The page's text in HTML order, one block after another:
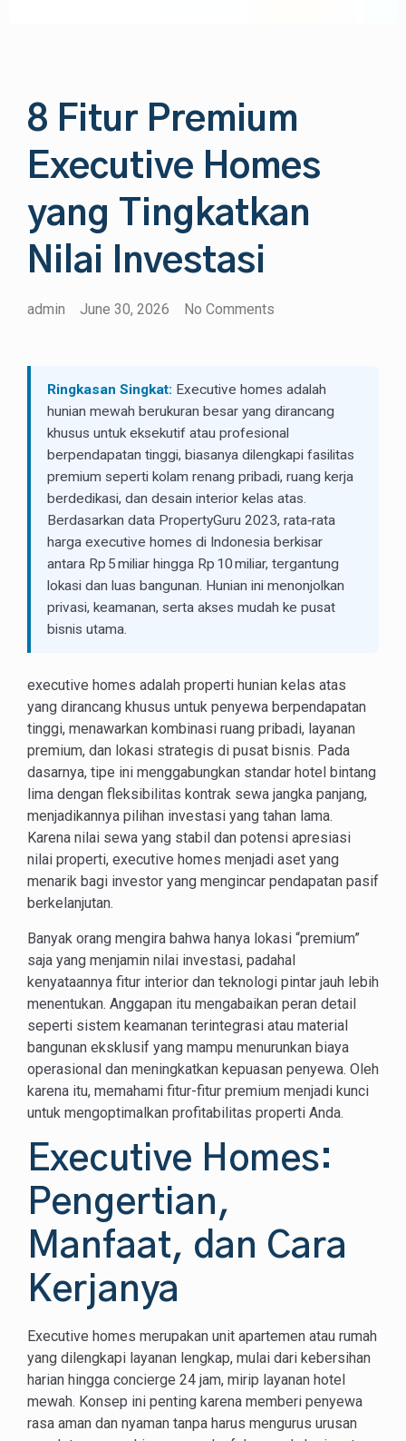
8 Fitur Premium
Executive Homes
yang Tingkatkan
Nilai Investasi
admin June 30, 2026 No Comments
Ringkasan Singkat: Executive homes adalah
hunian mewah berukuran besar yang dirancang
khusus untuk eksekutif atau profesional
berpendapatan tinggi, biasanya dilengkapi fasilitas
premium seperti kolam renang pribadi, ruang kerja
berdedikasi, dan desain interior kelas atas.
Berdasarkan data PropertyGuru 2023, rata‑rata
harga executive homes di Indonesia berkisar
antara Rp 5 miliar hingga Rp 10 miliar, tergantung
lokasi dan luas bangunan. Hunian ini menonjolkan
privasi, keamanan, serta akses mudah ke pusat
bisnis utama.
executive homes adalah properti hunian kelas atas
yang dirancang khusus untuk penyewa berpendapatan
tinggi, menawarkan kombinasi ruang pribadi, layanan
premium, dan lokasi strategis di pusat bisnis. Pada
dasarnya, tipe ini menggabungkan standar hotel bintang
lima dengan fleksibilitas kontrak sewa jangka panjang,
menjadikannya pilihan investasi yang tahan lama.
Karena nilai sewa yang stabil dan potensi apresiasi
nilai properti, executive homes menjadi aset yang
menarik bagi investor yang mengincar pendapatan pasif
berkelanjutan.
Banyak orang mengira bahwa hanya lokasi “premium”
saja yang menjamin nilai investasi, padahal
kenyataannya fitur interior dan teknologi pintar jauh lebih
menentukan. Anggapan itu mengabaikan peran detail
seperti sistem keamanan terintegrasi atau material
bangunan eksklusif yang mampu menurunkan biaya
operasional dan meningkatkan kepuasan penyewa. Oleh
karena itu, memahami fitur-fitur premium menjadi kunci
untuk mengoptimalkan profitabilitas properti Anda.
Executive Homes:
Pengertian,
Manfaat, dan Cara
Kerjanya
Executive homes merupakan unit apartemen atau rumah
yang dilengkapi layanan lengkap, mulai dari kebersihan
harian hingga concierge 24 jam, mirip layanan hotel
mewah. Konsep ini penting karena memberi penyewa
rasa aman dan nyaman tanpa harus mengurus urusan